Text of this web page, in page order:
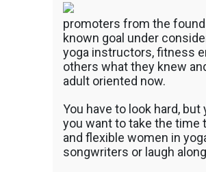
ตัก Hitachi ZW 220 ZW
แบ็คโฮ Komatsu PC 200
แบ็คโฮ Kobelco SK 210 บู
ตักหิน ตักทราย ตักถ่านหิน
วู๊ดชิป ตักแร่ ตักสินค้าต่างๆ
เทลเลอร์ รถพื้นเรียบชานต่
รถพ่วงดั๊มพ์ จำหน่ายดิน หิน
CAT 950 รถตัก Komatsu
ตัก Hitachi ZW 220 ZW
แบ็คโฮ Komatsu PC 200
แบ็คโฮ Kobelco SK 210 บู
promoters from the
known goal under
yoga instructors, fitness
others what they knew
adult oriented now.
You have to look hard,
you want to take the
and flexible women in
songwriters or laugh